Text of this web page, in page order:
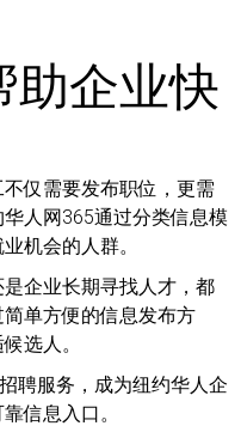
企业快
仅需要发布职位，更需
人网365通过分类信息模
机会的人群。
企业长期寻找人才，都
单方便的信息发布方
选人。
聘服务，成为纽约华人企
信息入口。